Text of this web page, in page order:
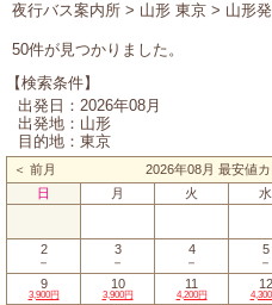
夜行バス案内所 > 山形 東京 > 山形
50件が見つかりました。
【検索条件】
出発日：2026年08月
出発地：山形
目的地：東京
＜ 前月 2026年08月 最安値
日
月 火 水
2
－
3
－
4
－
5
－
9
3,900円
10
3,900円
11
4,200円
12